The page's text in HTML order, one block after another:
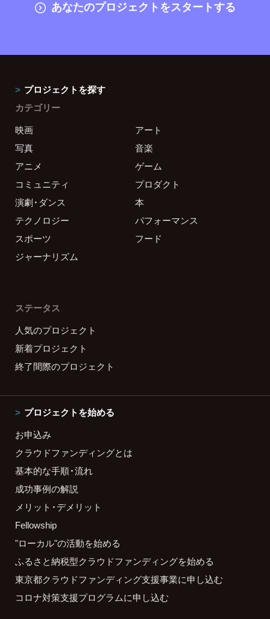
あなたのプロジェクトをスタートする
プロジェクトを探す
カテゴリー
映画
アート
写真
音楽
アニメ
ゲーム
コミュニティ
プロダクト
演劇・ダンス
本
テクノロジー
パフォーマンス
スポーツ
フード
ジャーナリズム
ステータス
人気のプロジェクト
新着プロジェクト
終了間際のプロジェクト
プロジェクトを始める
お申込み
クラウドファンディングとは
基本的な手順・流れ
成功事例の解説
メリット・デメリット
Fellowship
"ローカル"の活動を始める
ふるさと納税型クラウドファンディングを始める
東京都クラウドファンディング支援事業に申し込む
コロナ対策支援プログラムに申し込む